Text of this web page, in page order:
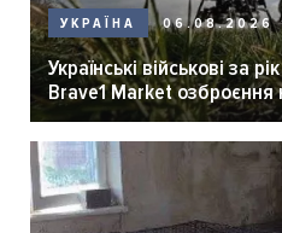
УКРАЇНА 06.08.2026
Українські військові за
Brave1 Market озброєння